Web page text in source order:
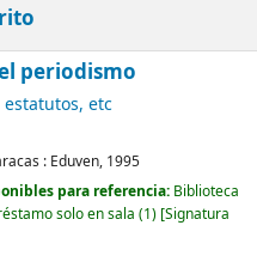
periodismo
estatutos, etc
: Eduven, 1995
para referencia: Biblioteca
solo en sala (1) Signatura